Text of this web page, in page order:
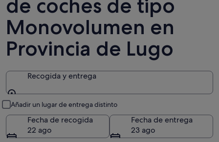
de coches de tipo
Monovolumen en
Provincia de Lugo
Recogida y entrega
Añadir un lugar de entrega distinto
Fecha de recogida
22 ago
Fecha de entrega
23 ago